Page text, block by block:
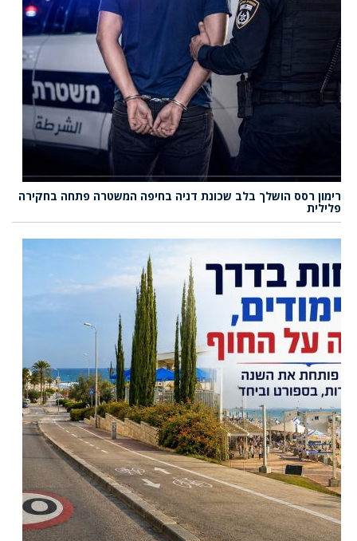
רימון רסס הושלך בלב שכונת דניה בחיפה המשטרה פתחה בחקירה
פלילית